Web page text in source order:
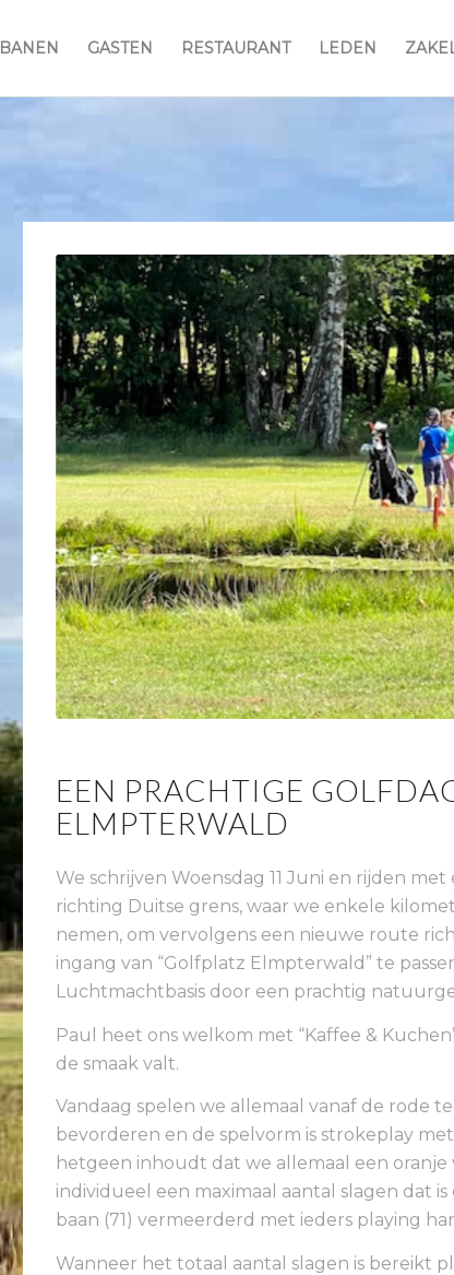
BANEN GASTEN RESTAURANT LEDEN
EEN PRACHTIGE
ELMPTERWALD
We schrijven Woensdag 11 Juni en rijden
richting Duitse grens, waar we enkele
nemen, om vervolgens een nieuwe route
ingang van “Golfplatz Elmpterwald” te
Luchtmachtbasis door een prachtig
Paul heet ons welkom met “Kaffee &
de smaak valt.
Vandaag spelen we allemaal vanaf de rode
bevorderen en de spelvorm is strokeplay
hetgeen inhoudt dat we allemaal een
individueel een maximaal aantal slagen dat
baan (71) vermeerderd met ieders playing
Wanneer het totaal aantal slagen is bereikt